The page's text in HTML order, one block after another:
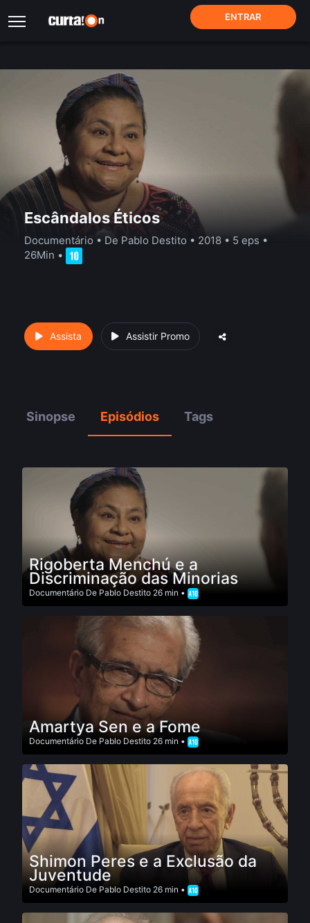
ENTRAR
Escândalos Éticos
Documentário • De Pablo Destito • 2018 • 5 eps •
26Min •
Assista Assistir Promo
Sinopse Episódios Tags
Rigoberta Menchú e a
Discriminação das Minorias
Documentário De Pablo Destito 26 min •
Amartya Sen e a Fome
Documentário De Pablo Destito 26 min •
Shimon Peres e a Exclusão da
Juventude
Documentário De Pablo Destito 26 min •